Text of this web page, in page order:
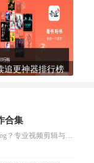
追更神器排行榜
合集
想制作出专业级的短视频或Vlog？专业视频剪辑与特效制作大全专题为你提供了从剪辑、抠像到特效包装的全套解决方案。无论是添加炫酷的片头、进行精准的视频抠图，还是制...